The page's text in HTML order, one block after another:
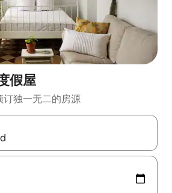
假屋
独一无二的房源
上下方向键查看，或通过点击或滑动手势